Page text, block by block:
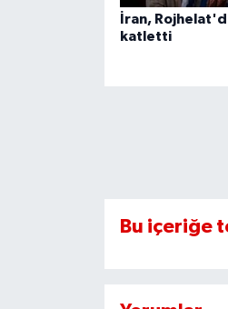
İran,
katletti
Bu içeriğe